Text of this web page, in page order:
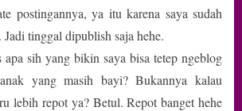
postingannya, ya itu karena saya sudah
tinggal dipublish saja hehe.
sih yang bikin saya bisa tetep ngeblog
yang masih bayi? Bukannya kalau
lebih repot ya? Betul. Repot banget hehe